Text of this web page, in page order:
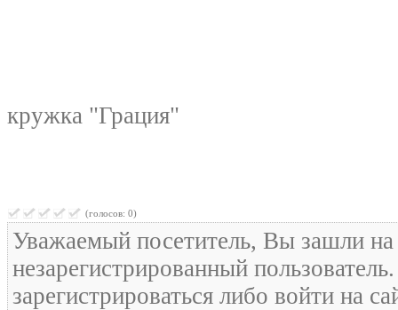
кружка "Грация"
(голосов: 0)
Уважаемый посетитель, Вы зашли на
незарегистрированный
зарегистрироваться либо войти на